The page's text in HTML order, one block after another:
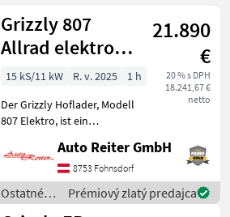
Grizzly 807
Allrad elektro
Hoflader mit
Kabine
21.890
€
20 % s DPH
18.241,67 €
netto
15 kS/11 kW R. v. 2025
1 h
Der Grizzly Hoflader, Modell
807 Elektro, ist ein
Neuzugang in unserem
Sortiment. Mit seinem
emissionsfreien
Elektroantrieb und einer
Auto Reiter GmbH
8753 Fohnsdorf
Ostatné
poľnohospodárske
Prémiový zlatý predajca